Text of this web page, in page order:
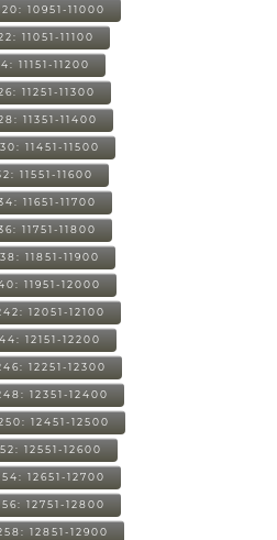
10951-11000
11051-11100
11151-11200
11251-11300
11351-11400
11451-11500
11551-11600
11651-11700
11751-11800
11851-11900
11951-12000
12051-12100
12151-12200
12251-12300
12351-12400
12451-12500
12551-12600
12651-12700
12751-12800
12851-12900